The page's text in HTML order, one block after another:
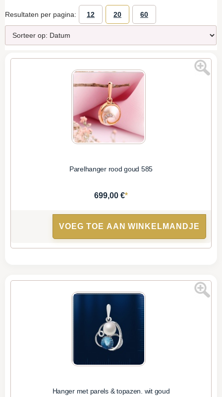
Resultaten per pagina: 12 20 60
Parelhanger rood goud 585
699,00 €*
VOEG TOE AAN WINKELMANDJE
Hanger met parels & topazen. wit goud